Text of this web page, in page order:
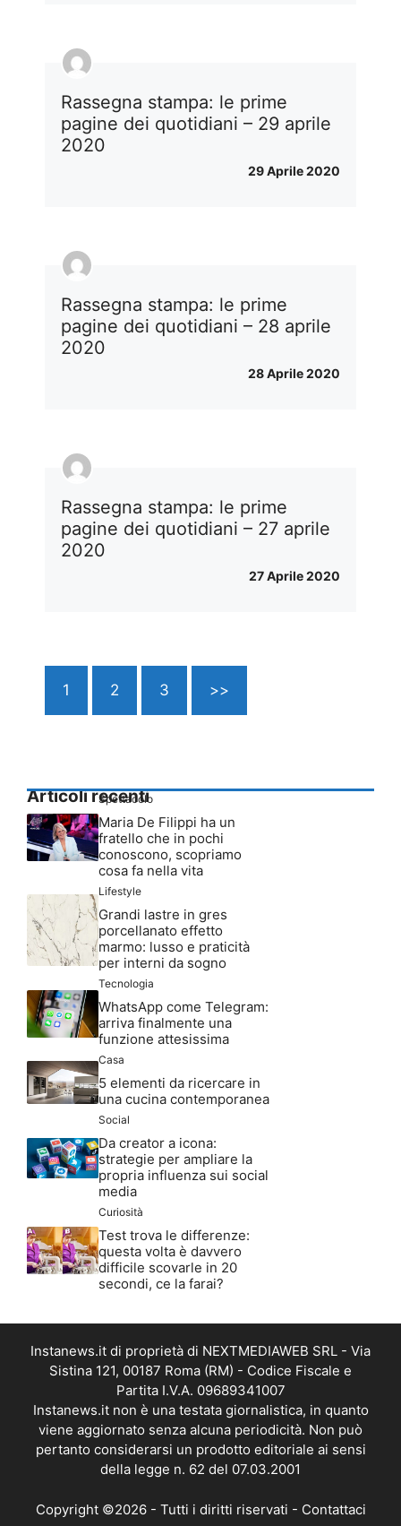
Rassegna stampa: le prime
pagine dei quotidiani – 29 aprile
2020
29 Aprile 2020
Rassegna stampa: le prime
pagine dei quotidiani – 28 aprile
2020
28 Aprile 2020
Rassegna stampa: le prime
pagine dei quotidiani – 27 aprile
2020
27 Aprile 2020
1 2 3 >>
Articoli recenti
Spettacolo
Maria De Filippi ha un
fratello che in pochi
conoscono, scopriamo
cosa fa nella vita
Lifestyle
Grandi lastre in gres
porcellanato effetto
marmo: lusso e praticità
per interni da sogno
Tecnologia
WhatsApp come Telegram:
arriva finalmente una
funzione attesissima
Casa
5 elementi da ricercare in
una cucina contemporanea
Social
Da creator a icona:
strategie per ampliare la
propria influenza sui social
media
Curiosità
Test trova le differenze:
questa volta è davvero
difficile scovarle in 20
secondi, ce la farai?
Instanews.it di proprietà di NEXTMEDIAWEB SRL - Via
Sistina 121, 00187 Roma (RM) - Codice Fiscale e
Partita I.V.A. 09689341007
Instanews.it non è una testata giornalistica, in quanto
viene aggiornato senza alcuna periodicità. Non può
pertanto considerarsi un prodotto editoriale ai sensi
della legge n. 62 del 07.03.2001
Copyright ©2026 - Tutti i diritti riservati - Contattaci